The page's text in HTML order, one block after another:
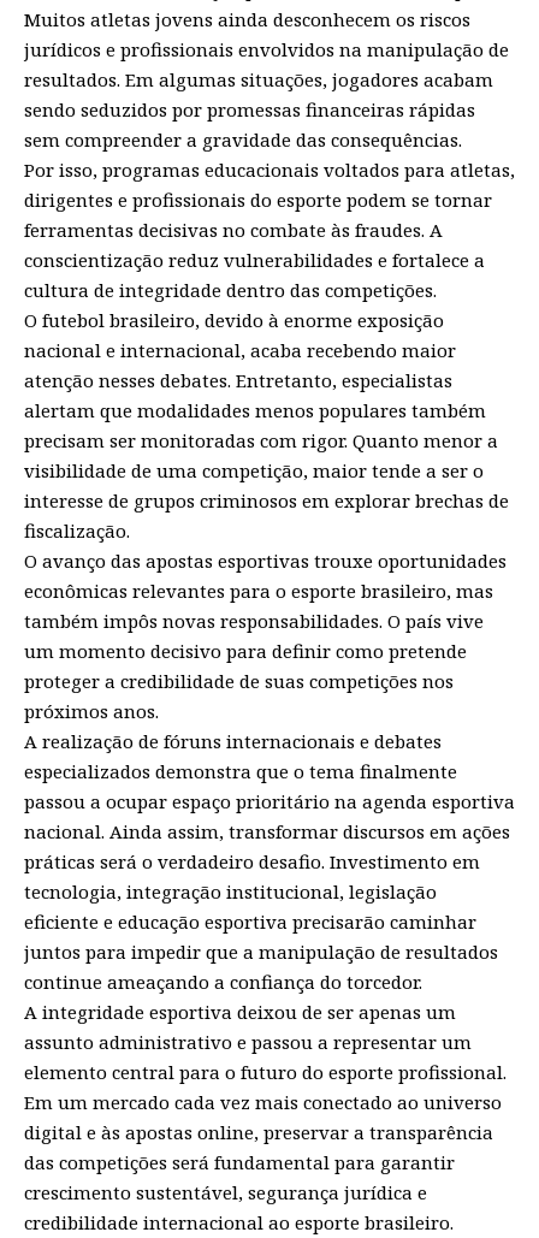
Muitos atletas jovens ainda desconhecem os riscos
jurídicos e profissionais envolvidos na manipulação de
resultados. Em algumas situações, jogadores acabam
sendo seduzidos por promessas financeiras rápidas
sem compreender a gravidade das consequências.
Por isso, programas educacionais voltados para atletas,
dirigentes e profissionais do esporte podem se tornar
ferramentas decisivas no combate às fraudes. A
conscientização reduz vulnerabilidades e fortalece a
cultura de integridade dentro das competições.
O futebol brasileiro, devido à enorme exposição
nacional e internacional, acaba recebendo maior
atenção nesses debates. Entretanto, especialistas
alertam que modalidades menos populares também
precisam ser monitoradas com rigor. Quanto menor a
visibilidade de uma competição, maior tende a ser o
interesse de grupos criminosos em explorar brechas de
fiscalização.
O avanço das apostas esportivas trouxe oportunidades
econômicas relevantes para o esporte brasileiro, mas
também impôs novas responsabilidades. O país vive
um momento decisivo para definir como pretende
proteger a credibilidade de suas competições nos
próximos anos.
A realização de fóruns internacionais e debates
especializados demonstra que o tema finalmente
passou a ocupar espaço prioritário na agenda esportiva
nacional. Ainda assim, transformar discursos em ações
práticas será o verdadeiro desafio. Investimento em
tecnologia, integração institucional, legislação
eficiente e educação esportiva precisarão caminhar
juntos para impedir que a manipulação de resultados
continue ameaçando a confiança do torcedor.
A integridade esportiva deixou de ser apenas um
assunto administrativo e passou a representar um
elemento central para o futuro do esporte profissional.
Em um mercado cada vez mais conectado ao universo
digital e às apostas online, preservar a transparência
das competições será fundamental para garantir
crescimento sustentável, segurança jurídica e
credibilidade internacional ao esporte brasileiro.